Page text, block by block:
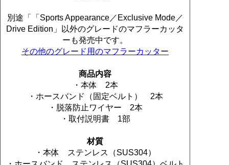
別途「「Sports Appearance／Exclusive Mode／
Drive Edition」以外のグレードのマフラーカッタ
ーも発売中です。
その他のグレード用のマフラーカッター
商品内容
・本体 2本
・ホースバンド（固定ベルト） 2本
・脱落防止ワイヤー 2本
・取付説明書 1部
材質
・本体 ステンレス（SUS304）